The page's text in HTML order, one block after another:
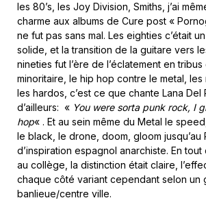
les 80’s, les Joy Division, Smiths, j’ai
charme aux albums de Cure post «
ne fut pas sans mal. Les eighties c’était
solide, et la transition de la guitare vers
nineties fut l’ère de l’éclatement en
minoritaire, le hip hop contre le metal,
les hardos, c’est ce que chante Lana Del
d’ailleurs: « You were sorta punk rock, I
hop« . Et au sein même du Metal le
le black, le drone, doom, gloom jusqu’au
d’inspiration espagnol anarchiste. En tout
au collège, la distinction était claire,
chaque côté variant cependant selon un
banlieue/centre ville.